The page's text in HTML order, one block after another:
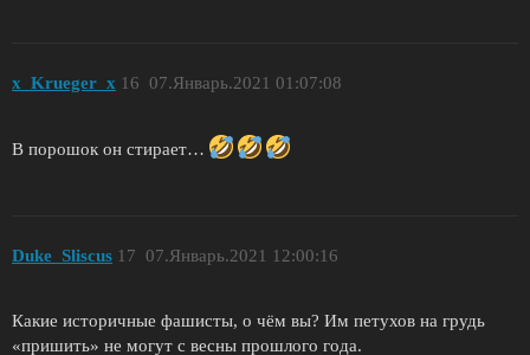
x_Krueger_x 07.Январь.2021 01:07:08
16
В порошок он стирает…
Duke_Sliscus 07.Январь.2021 12:00:16
17
Какие историчные фашисты, о чём вы? Им петухов на грудь
«пришить» не могут с весны прошлого года.